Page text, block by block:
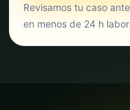
Revisamos tu caso
en menos de 24 h